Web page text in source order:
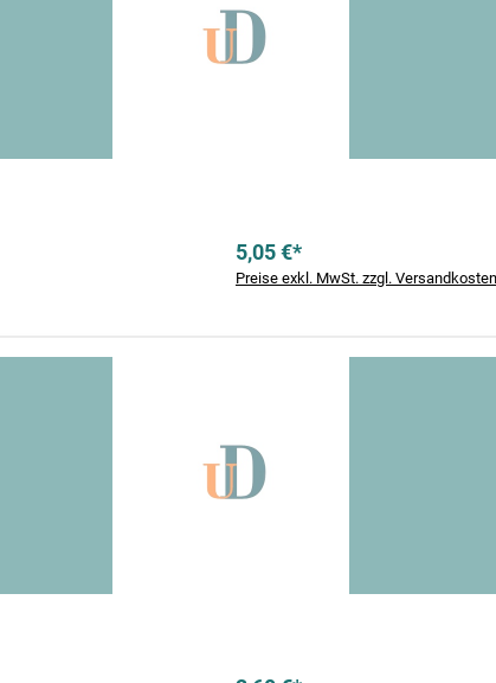
5,05 €*
Preise exkl. MwSt. zzgl. Versandkosten